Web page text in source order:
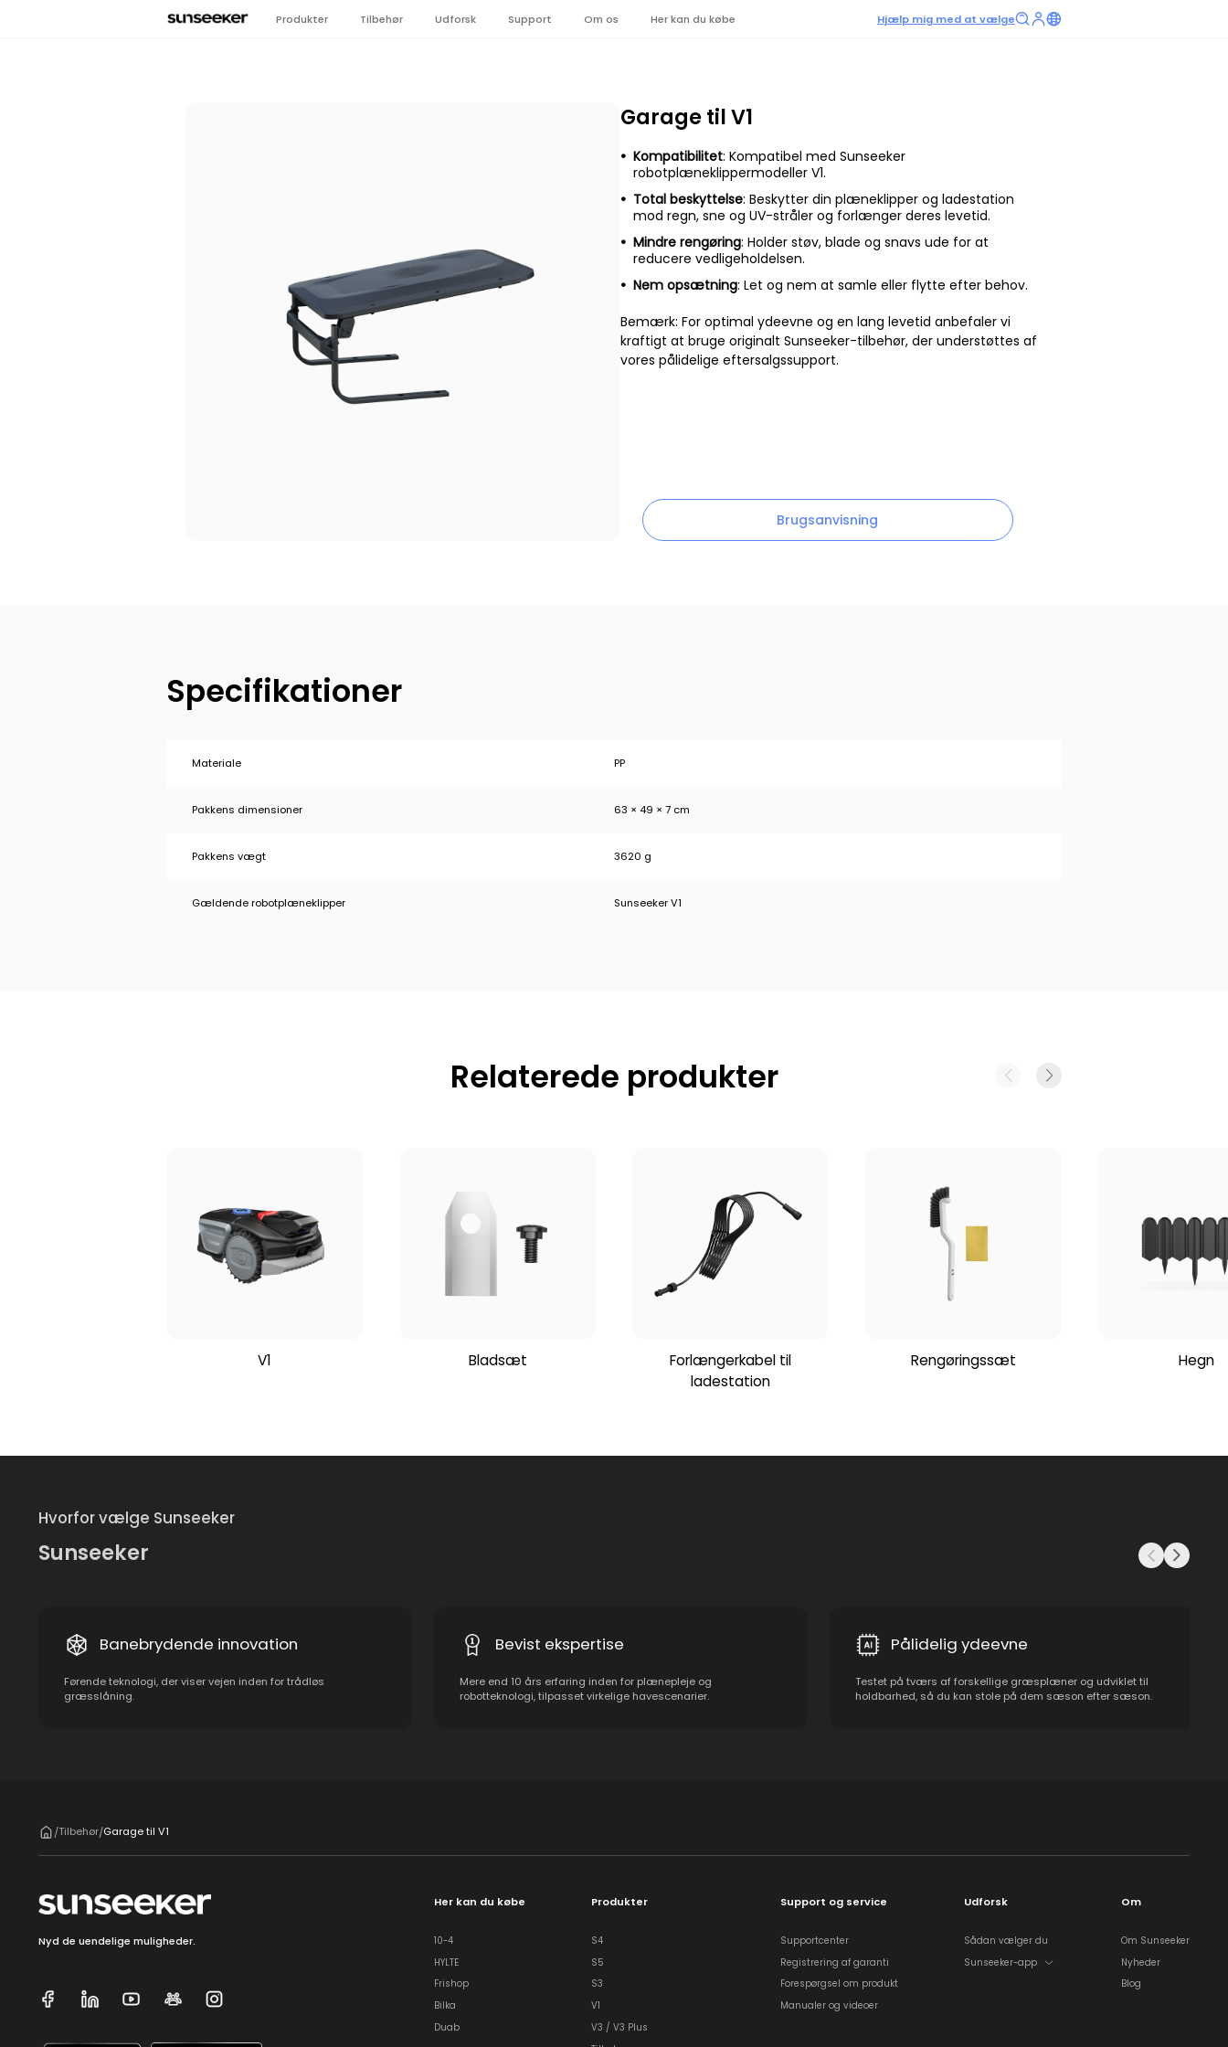
Produkter Tilbehør Udforsk Support Om os Her kan du købe Hjælp mig med at vælge
Garage til V1
Kompatibilitet: Kompatibel med Sunseeker
robotplæneklippermodeller V1.
Total beskyttelse: Beskytter din plæneklipper og ladestation
mod regn, sne og UV-stråler og forlænger deres levetid.
Mindre rengøring: Holder støv, blade og snavs ude for at
reducere vedligeholdelsen.
Nem opsætning: Let og nem at samle eller flytte efter behov.
Bemærk: For optimal ydeevne og en lang levetid anbefaler vi
kraftigt at bruge originalt Sunseeker-tilbehør, der understøttes af
vores pålidelige eftersalgssupport.
Brugsanvisning
Specifikationer
Materiale PP
Pakkens dimensioner 63 × 49 × 7 cm
Pakkens vægt 3620 g
Gældende robotplæneklipper Sunseeker V1
Relaterede produkter
V1 Bladsæt
Forlængerkabel til
ladestation
Rengøringssæt Hegn
Hvorfor vælge Sunseeker
Sunseeker
Banebrydende innovation
Førende teknologi, der viser vejen inden for trådløs
græsslåning.
Bevist ekspertise
Mere end 10 års erfaring inden for plænepleje og
robotteknologi, tilpasset virkelige havescenarier.
Pålidelig ydeevne
Testet på tværs af forskellige græsplæner og udviklet til
holdbarhed, så du kan stole på dem sæson efter sæson.
/Tilbehør/Garage til V1
Nyd de uendelige muligheder.
Her kan du købe
10-4
HYLTE
Frishop
Bilka
Duab
Produkter
S4
S5
S3
V1
V3 / V3 Plus
Support og service
Supportcenter
Registrering af garanti
Forespørgsel om produkt
Manualer og videoer
Udforsk
Sådan vælger du
Sunseeker-app
Om
Om Sunseeker
Nyheder
Blog